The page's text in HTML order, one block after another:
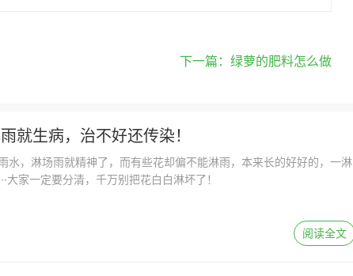
下一篇： 绿萝的肥料怎么做
就生病，治不好还传染！
水，淋场雨就精神了，而有些花却偏不能淋雨，本来长的好好的，一淋
大家一定要分清，千万别把花白白淋坏了！
阅读全文